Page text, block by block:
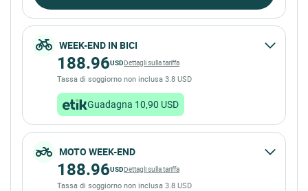
WEEK-END IN BICI
188.96USDDettagli sulla tariffa
Tassa di soggiorno non inclusa 3.8 USD
Guadagna 10,90 USD
MOTO WEEK-END
188.96USDDettagli sulla tariffa
Tassa di soggiorno non inclusa 3.8 USD